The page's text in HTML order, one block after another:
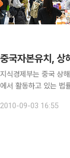
중국자본유치, 상
지식경제부는 중국 상해 현지
에서 활동하고 있는 법
2010-09-03 16:55